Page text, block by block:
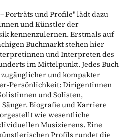
Porträts und Profile" lädt dazu
und Künstler der
kennenzulernen. Erstmals auf
Buchmarkt stehen hier
und Interpreten des
im Mittelpunkt. Jedes Buch
und kompakter
Persönlichkeit: Dirigentinnen
und Solisten,
Biografie und Karriere
wie wesentliche
Musizierens. Eine